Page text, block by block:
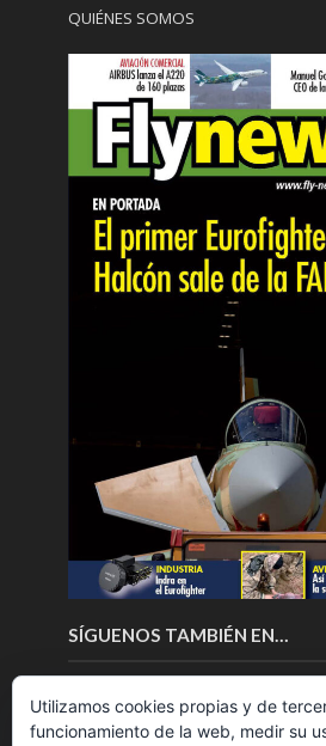
QUIÉNES SOMOS
SÍGUENOS TAMBIÉN EN…
Utilizamos cookies propias y de
funcionamiento de la web, medir su